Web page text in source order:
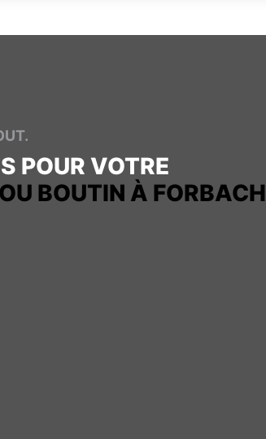
POUR VOTRE
BOUTIN À FORBACH